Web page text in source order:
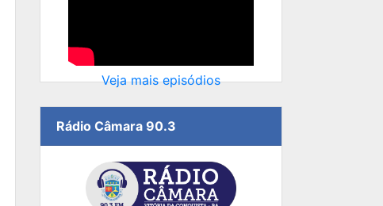
Veja mais episódios
Rádio Câmara 90.3